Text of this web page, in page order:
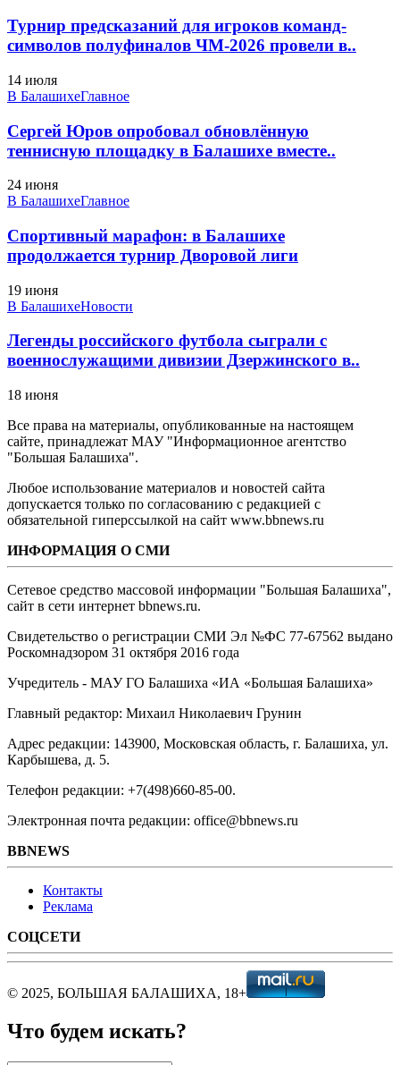
Турнир предсказаний для игроков команд-
символов полуфиналов ЧМ-2026 провели в..
14 июля
В БалашихеГлавное
Сергей Юров опробовал обновлённую
теннисную площадку в Балашихе вместе..
24 июня
В БалашихеГлавное
Спортивный марафон: в Балашихе
продолжается турнир Дворовой лиги
19 июня
В БалашихеНовости
Легенды российского футбола сыграли с
военнослужащими дивизии Дзержинского в..
18 июня
Все права на материалы, опубликованные на настоящем
сайте, принадлежат МАУ "Информационное агентство
"Большая Балашиха".
Любое использование материалов и новостей сайта
допускается только по согласованию с редакцией с
обязательной гиперссылкой на сайт www.bbnews.ru
ИНФОРМАЦИЯ О СМИ
Сетевое средство массовой информации "Большая Балашиха",
сайт в сети интернет bbnews.ru.
Свидетельство о регистрации СМИ Эл №ФС ‎77-67562 выдано
Роскомнадзором 31 октября 2016 года
Учредитель - МАУ ГО Балашиха «ИА «Большая Балашиха»
Главный редактор: Михаил Николаевич Грунин
Адрес редакции: 143900, Московская область, г. Балашиха, ул.
Карбышева, д. 5.
Телефон редакции: +7(498)660-85-00.
Электронная почта редакции: office@bbnews.ru
BBNEWS
Контакты
Реклама
СОЦСЕТИ
© 2025, БОЛЬШАЯ БАЛАШИХА, 18+
Что будем искать?